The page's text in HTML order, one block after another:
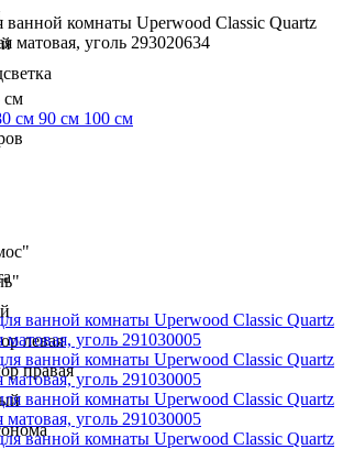
левая
правая
ванной комнаты Uperwood Classic Quartz
матовая, уголь 293020634
см
см 90 см 100 см